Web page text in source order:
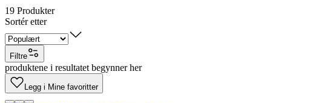
19 Produkter
Sortér etter
Filtre
produktene i resultatet begynner her
Legg i Mine favoritter